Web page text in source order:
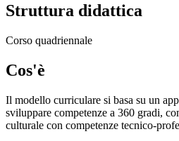
Struttura didattica
Corso quadriennale
Cos'è
Il modello curriculare si basa su un
sviluppare competenze a 360 gradi,
culturale con competenze tecnico-